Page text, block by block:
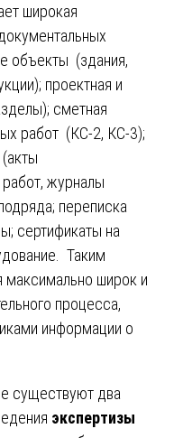
широкая
объекты (здания,
проектная и
сметная
работ (КС-2, КС-3);
журналы
переписка
сертификаты на
Таким
максимально широк и
процесса,
информации о
существуют два
экспертизы